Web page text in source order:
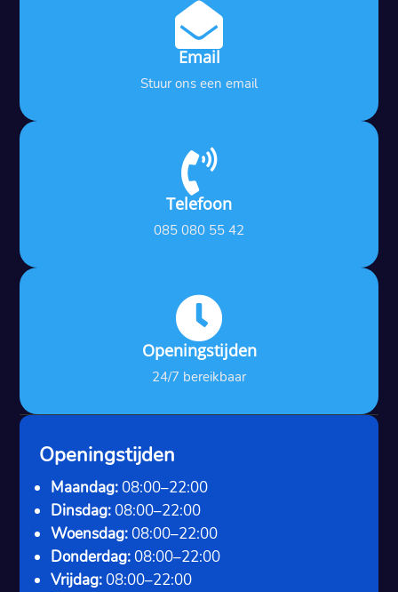

Email
Stuur ons een email

Telefoon
085 080 55 42

Openingstijden
24/7 bereikbaar
Openingstijden
Maandag: 08:00–22:00
Dinsdag: 08:00–22:00
Woensdag: 08:00–22:00
Donderdag: 08:00–22:00
Vrijdag: 08:00–22:00